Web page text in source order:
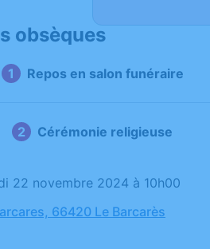
obsèques
Repos en salon funéraire
Cérémonie religieuse
22 novembre 2024 à 10h00
66420 Le Barcarès